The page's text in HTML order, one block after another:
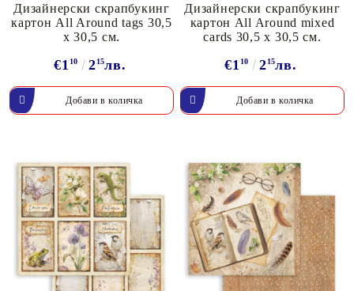
Дизайнерски скрапбукинг
картон All Around tags 30,5
х 30,5 см.
€1 10 215лв.
Дизайнерски скрапбукинг
картон All Around mixed
cards 30,5 х 30,5 см.
€1 10 215лв.